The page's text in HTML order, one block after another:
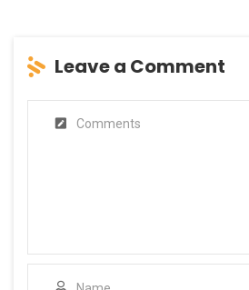
Leave a Comment